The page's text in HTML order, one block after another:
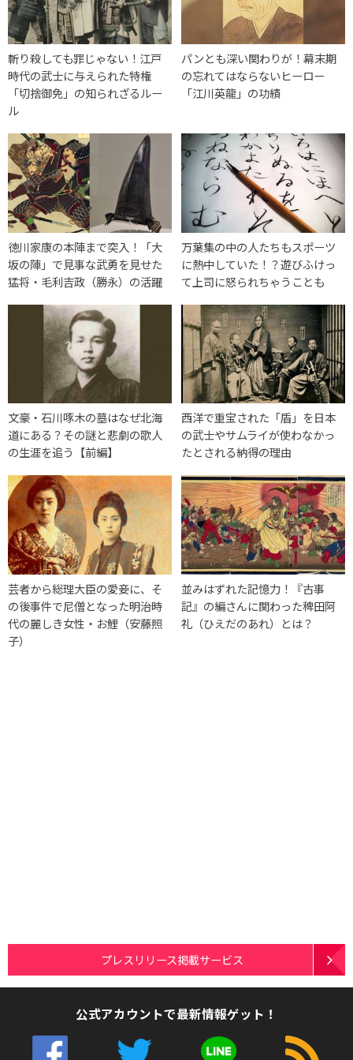
斬り殺しても罪じゃない！江戸
時代の武士に与えられた特権
「切捨御免」の知られざるルー
ル
パンとも深い関わりが！幕末期
の忘れてはならないヒーロー
「江川英龍」の功績
徳川家康の本陣まで突入！「大
坂の陣」で見事な武勇を見せた
猛将・毛利吉政（勝永）の活躍
万葉集の中の人たちもスポーツ
に熱中していた！？遊びふけっ
て上司に怒られちゃうことも
文豪・石川啄木の墓はなぜ北海
道にある？その謎と悲劇の歌人
の生涯を追う【前編】
西洋で重宝された「盾」を日本
の武士やサムライが使わなかっ
たとされる納得の理由
芸者から総理大臣の愛妾に、そ
の後事件で尼僧となった明治時
代の麗しき女性・お鯉（安藤照
子）
並みはずれた記憶力！『古事
記』の編さんに関わった稗田阿
礼（ひえだのあれ）とは？
プレスリリース掲載サービス
公式アカウントで最新情報ゲット！